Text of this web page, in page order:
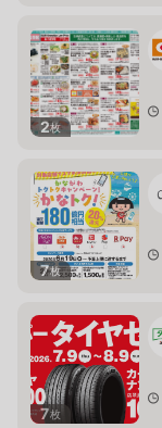
2枚
7枚
7枚